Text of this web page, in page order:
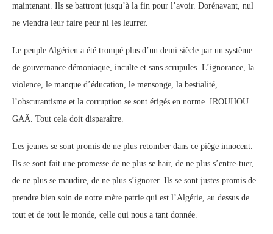
maintenant. Ils se battront jusqu’à la fin pour l’avoir. Dorénavant, nul
ne viendra leur faire peur ni les leurrer.
Le peuple Algérien a été trompé plus d’un demi siècle par un système
de gouvernance démoniaque, inculte et sans scrupules. L’ignorance, la
violence, le manque d’éducation, le mensonge, la bestialité,
l’obscurantisme et la corruption se sont érigés en norme. IROUHOU
GAÂ. Tout cela doit disparaître.
Les jeunes se sont promis de ne plus retomber dans ce piège innocent.
Ils se sont fait une promesse de ne plus se haïr, de ne plus s’entre-tuer,
de ne plus se maudire, de ne plus s’ignorer. Ils se sont justes promis de
prendre bien soin de notre mère patrie qui est l’Algérie, au dessus de
tout et de tout le monde, celle qui nous a tant donnée.